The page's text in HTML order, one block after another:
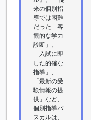
来の個別指
導では困難
だった「客
観的な学力
診断」、
「入試に即
した的確な
指導」、
「最新の受
験情報の提
供」など、
個別指導パ
スカルは、